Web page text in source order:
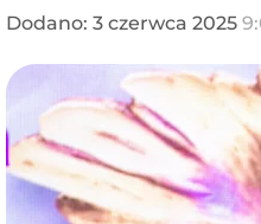
Dodano: 3 czerwca 2025